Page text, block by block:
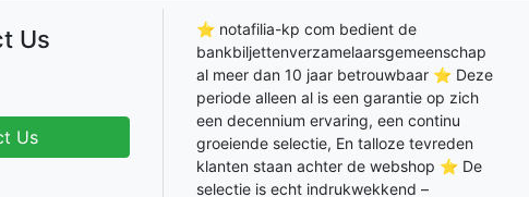
Us
Us
⭐ notafilia-kp com bedient de
bankbiljettenverzamelaarsgemeenschap
al meer dan 10 jaar betrouwbaar ⭐ Deze
periode alleen al is een garantie op zich
een decennium ervaring, een continu
groeiende selectie, En talloze tevreden
klanten staan achter de webshop ⭐ De
selectie is echt indrukwekkend –